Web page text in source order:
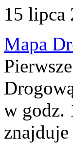
15 lipca
Mapa
w godz.